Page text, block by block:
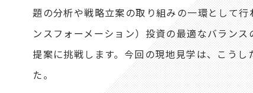
題の分析や戦略立案の取り組みの一環として
ンスフォーメーション）投資の最適なバラン
提案に挑戦します。今回の現地見学は、こう
た。